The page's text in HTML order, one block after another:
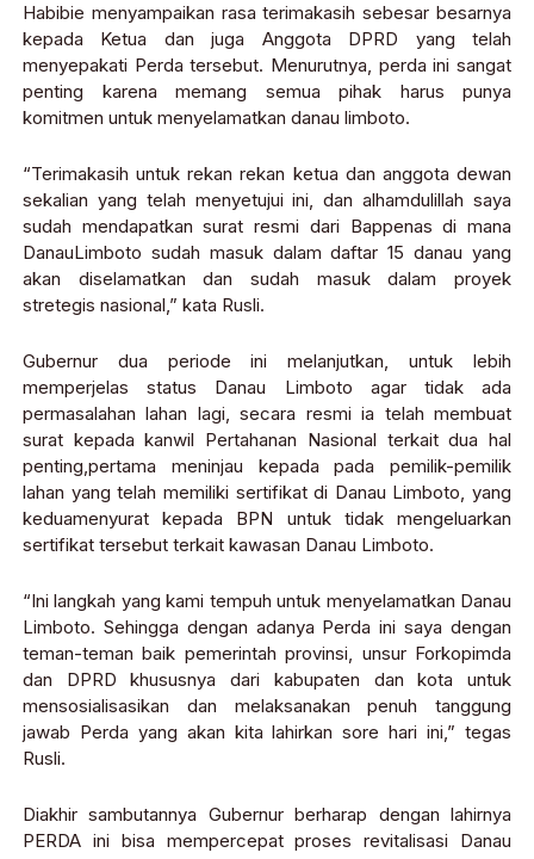
Habibie menyampaikan rasa terimakasih sebesar besarnya
kepada Ketua dan juga Anggota DPRD yang telah
menyepakati Perda tersebut. Menurutnya, perda ini sangat
penting karena memang semua pihak harus punya
komitmen untuk menyelamatkan danau limboto.
“Terimakasih untuk rekan rekan ketua dan anggota dewan
sekalian yang telah menyetujui ini, dan alhamdulillah saya
sudah mendapatkan surat resmi dari Bappenas di mana
DanauLimboto sudah masuk dalam daftar 15 danau yang
akan diselamatkan dan sudah masuk dalam proyek
stretegis nasional,” kata Rusli.
Gubernur dua periode ini melanjutkan, untuk lebih
memperjelas status Danau Limboto agar tidak ada
permasalahan lahan lagi, secara resmi ia telah membuat
surat kepada kanwil Pertahanan Nasional terkait dua hal
penting,pertama meninjau kepada pada pemilik-pemilik
lahan yang telah memiliki sertifikat di Danau Limboto, yang
keduamenyurat kepada BPN untuk tidak mengeluarkan
sertifikat tersebut terkait kawasan Danau Limboto.
“Ini langkah yang kami tempuh untuk menyelamatkan Danau
Limboto. Sehingga dengan adanya Perda ini saya dengan
teman-teman baik pemerintah provinsi, unsur Forkopimda
dan DPRD khususnya dari kabupaten dan kota untuk
mensosialisasikan dan melaksanakan penuh tanggung
jawab Perda yang akan kita lahirkan sore hari ini,” tegas
Rusli.
Diakhir sambutannya Gubernur berharap dengan lahirnya
PERDA ini bisa mempercepat proses revitalisasi Danau